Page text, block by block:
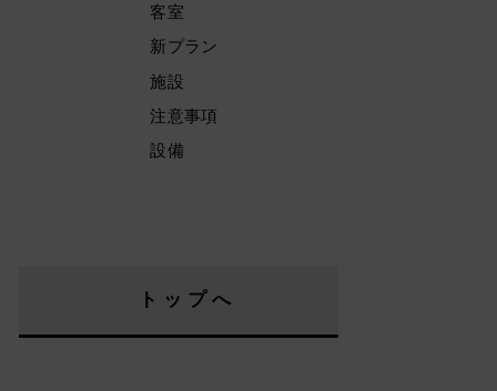
客室
新プラン
施設
注意事項
設備
トップへ